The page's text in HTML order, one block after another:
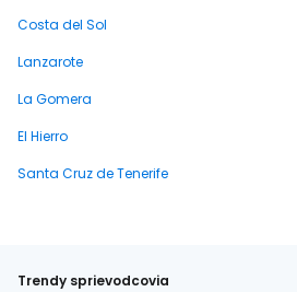
Costa del Sol
Lanzarote
La Gomera
El Hierro
Santa Cruz de Tenerife
Trendy sprievodcovia